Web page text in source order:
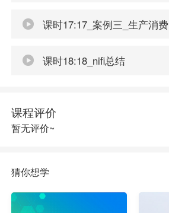
课时17:17_案例三_生产消费kafka数据
课时18:18_nifi总结
课程评价
暂无评价~
猜你想学